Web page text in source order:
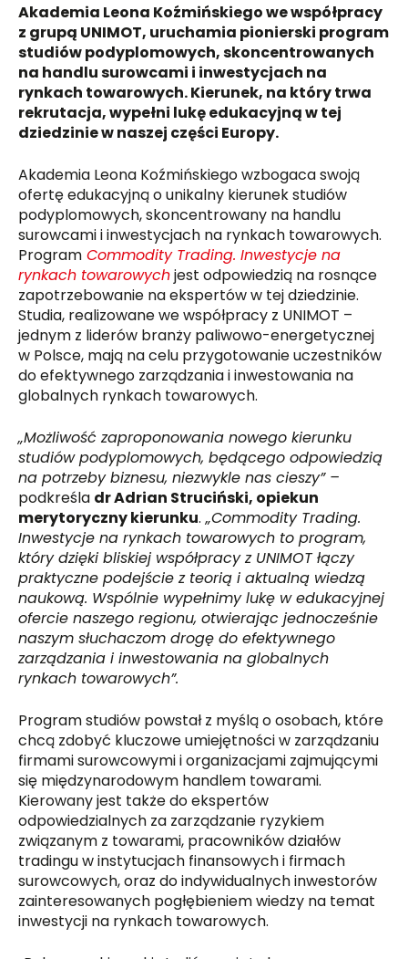
Akademia Leona Koźmińskiego we współpracy
z grupą UNIMOT, uruchamia pionierski program
studiów podyplomowych, skoncentrowanych
na handlu surowcami i inwestycjach na
rynkach towarowych. Kierunek, na który trwa
rekrutacja, wypełni lukę edukacyjną w tej
dziedzinie w naszej części Europy.
Akademia Leona Koźmińskiego wzbogaca swoją
ofertę edukacyjną o unikalny kierunek studiów
podyplomowych, skoncentrowany na handlu
surowcami i inwestycjach na rynkach towarowych.
Program Commodity Trading. Inwestycje na
rynkach towarowychjest odpowiedzią na rosnące
zapotrzebowanie na ekspertów w tej dziedzinie.
Studia, realizowane we współpracy z UNIMOT –
jednym z liderów branży paliwowo-energetycznej
w Polsce, mają na celu przygotowanie uczestników
do efektywnego zarządzania i inwestowania na
globalnych rynkach towarowych.
„Możliwość zaproponowania nowego kierunku
studiów podyplomowych, będącego odpowiedzią
na potrzeby biznesu, niezwykle nas cieszy” –
podkreśla dr Adrian Struciński, opiekun
merytoryczny kierunku. „Commodity Trading.
Inwestycje na rynkach towarowych to program,
który dzięki bliskiej współpracy z UNIMOT łączy
praktyczne podejście z teorią i aktualną wiedzą
naukową. Wspólnie wypełnimy lukę w edukacyjnej
ofercie naszego regionu, otwierając jednocześnie
naszym słuchaczom drogę do efektywnego
zarządzania i inwestowania na globalnych
rynkach towarowych”.
Program studiów powstał z myślą o osobach, które
chcą zdobyć kluczowe umiejętności w zarządzaniu
firmami surowcowymi i organizacjami zajmującymi
się międzynarodowym handlem towarami.
Kierowany jest także do ekspertów
odpowiedzialnych za zarządzanie ryzykiem
związanym z towarami, pracowników działów
tradingu w instytucjach finansowych i firmach
surowcowych, oraz do indywidualnych inwestorów
zainteresowanych pogłębieniem wiedzy na temat
inwestycji na rynkach towarowych.